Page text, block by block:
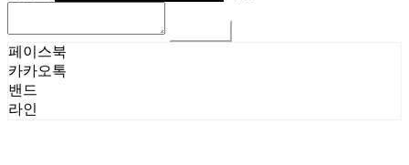
페이스북
카카오톡
밴드
라인